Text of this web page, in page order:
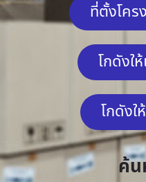
ที่ตั้งโคร
โกดังใ
โกดังใ
ค้น